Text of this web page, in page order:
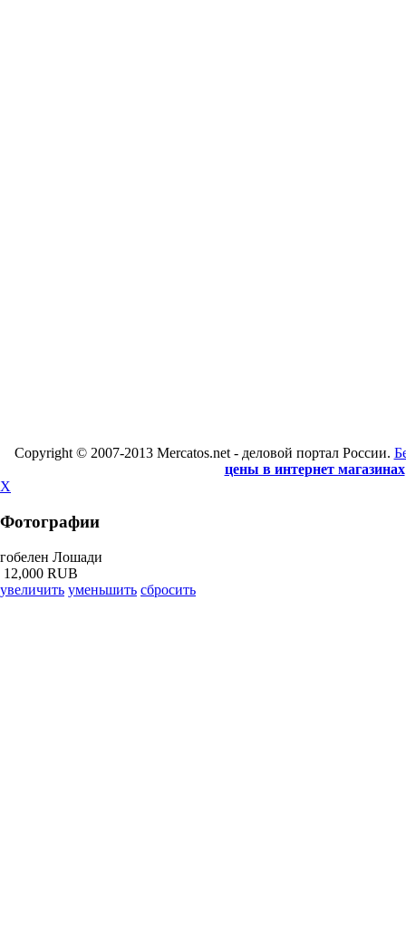
Copyright © 2007-2013 Mercatos.net - деловой портал России.
цены в интернет магазинах
X
Фотографии
гобелен Лошади
12,000 RUB
увеличить уменьшить сбросить